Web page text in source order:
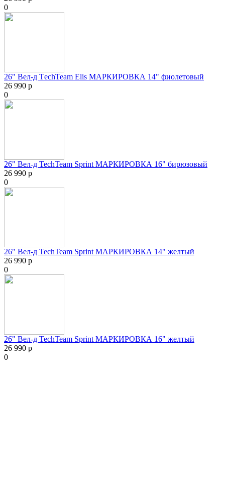
0
26" Вел-д ТechTeam Elis МАРКИРОВКА 14" фиолетовый
26 990 р
0
26" Вел-д TechTeam Sprint МАРКИРОВКА 16" бирюзовый
26 990 р
0
26" Вел-д TechTeam Sprint МАРКИРОВКА 14" желтый
26 990 р
0
26" Вел-д TechTeam Sprint МАРКИРОВКА 16" желтый
26 990 р
0